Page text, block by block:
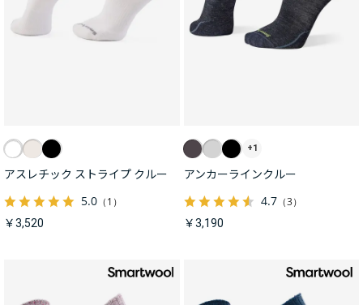
アスレチック ストライプ クルー
5.0 （1）
￥3,520
+1
アンカーラインクルー
4.7（3）
￥3,190